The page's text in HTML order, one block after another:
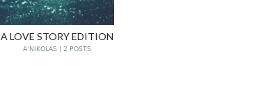
A LOVE STORY EDITION
A'NIKOLAS | 2 POSTS